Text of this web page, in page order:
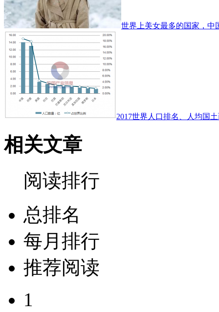
世界上美女最多的国家，中
2017世界人口排名、人均国
相关文章
阅读排行
总排名
每月排行
推荐阅读
1